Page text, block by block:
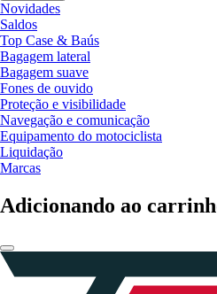
Novidades
Saldos
Top Case & Baús
Bagagem lateral
Bagagem suave
Fones de ouvido
Proteção e visibilidade
Navegação e comunicação
Equipamento do motociclista
Liquidação
Marcas
Adicionando ao